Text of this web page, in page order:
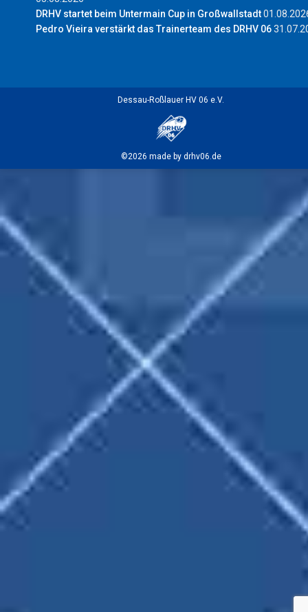
DRHV startet beim Untermain Cup in Großwallstadt
Pedro Vieira verstärkt das Trainerteam des DRHV 06
Dessau-Roßlauer HV 06 e.V.
©2026 made by drhv06.de